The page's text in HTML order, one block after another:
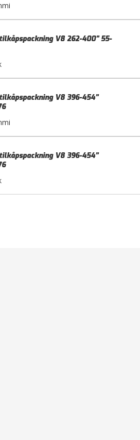
V8 262-400” 55-
V8 396-454”
V8 396-454”